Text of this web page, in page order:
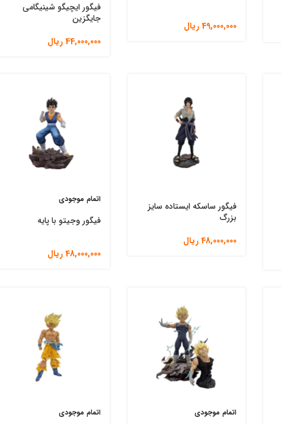
49,000,000ریال
فیگور ایچیگو شینیگامی
جایگزین
44,000,000ریال
فیگور ساسکه ایستاده سایز
بزرگ
48,000,000ریال
اتمام موجودی
فیگور وجیتو با پایه
48,000,000ریال
اتمام موجودی اتمام موجودی